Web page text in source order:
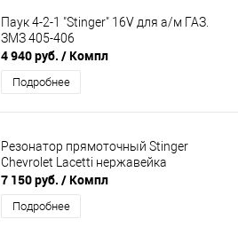
Паук 4-2-1 "Stinger" 16V для а/м ГАЗ.
ЗМЗ 405-406
4 940 руб. / Компл
Подробнее
Резонатор прямоточный Stinger
Chevrolet Lacetti нержавейка
7 150 руб. / Компл
Подробнее